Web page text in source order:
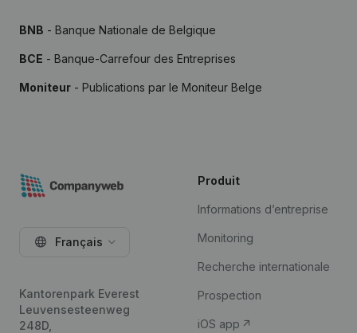
BNB - Banque Nationale de Belgique
BCE - Banque-Carrefour des Entreprises
Moniteur - Publications par le Moniteur Belge
Français
Kantorenpark Everest
Leuvensesteenweg
248D,
Produit
Informations d’entreprise
Monitoring
Recherche internationale
Prospection
iOS app